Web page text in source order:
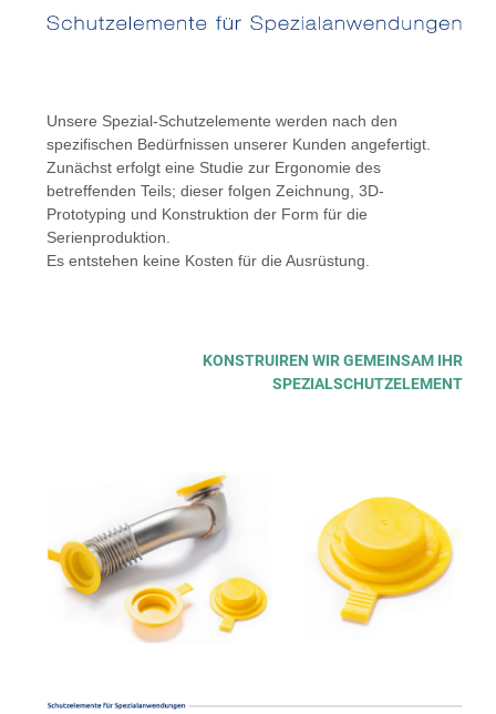
Unsere Spezial-Schutzelemente werden nach den
spezifischen Bedürfnissen unserer Kunden angefertigt.
Zunächst erfolgt eine Studie zur Ergonomie des
betreffenden Teils; dieser folgen Zeichnung, 3D-
Prototyping und Konstruktion der Form für die
Serienproduktion.
Es entstehen keine Kosten für die Ausrüstung.
KONSTRUIREN WIR GEMEINSAM IHR
SPEZIALSCHUTZELEMENT